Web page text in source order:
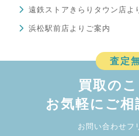
遠鉄ストアきらりタウン店よ
浜松駅前店よりご案内
査定
買取の
お気軽にご
お問い合わせフ